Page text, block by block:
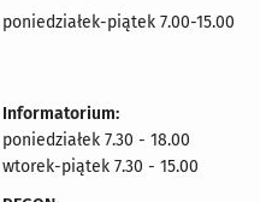
poniedziałek-piątek 7.00-15.00
Informatorium:
poniedziałek 7.30 - 18.00
wtorek-piątek 7.30 - 15.00